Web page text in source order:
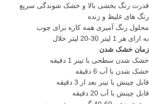
قدرت رنگ بخشى بالا و خشک شوندگى سریع
رنگ هاى غلیظ و زنده
محلول رنگ آمیزى همه کاره براى چوب
به ازاى هر 1 لیتر 30-20 لیتر حلال
زمان خشک شدن
خشک شدن سطحى با تینر 1 دقیقه
خشک شدن با آب 6 دقیقه
قابل چینش با تینر بعد از 3 دقیقه
قابل چینش با آب 20 دقیقه